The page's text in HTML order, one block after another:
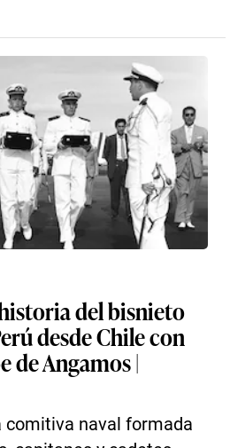
del bisnieto
desde Chile con
de Angamos |
comitiva naval formada